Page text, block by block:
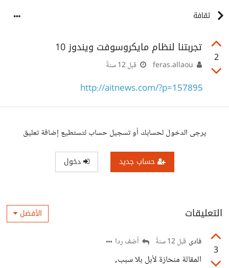
ثقافة
2
تجربتنا لنظام مايكروسوفت ويندوز 10
قبل 12 سنةً
http://aitnews.com/?p=157895
يرجى الدخول لحسابك أو تسجيل حساب لتستطيع إضافة تعليق
حساب جديد دخول
التعليقات الأفضل
3
فادى قبل 12 سنةً أضف ردا
المقالة منحازة لأبل بلا سبب,